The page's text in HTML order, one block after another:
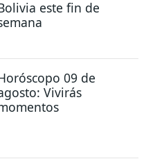
este fin de
09 de
Vivirás